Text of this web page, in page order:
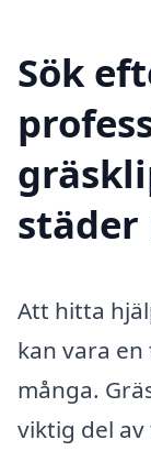
Sök
Att hitta
kan vara
många.
viktig del